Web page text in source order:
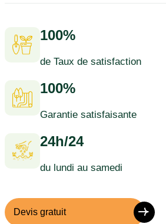
100%
de Taux de satisfaction
100%
Garantie satisfaisante
24h/24
du lundi au samedi
Devis gratuit